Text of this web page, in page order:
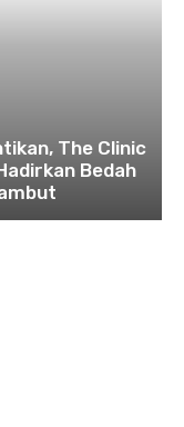
The Clinic
Bedah